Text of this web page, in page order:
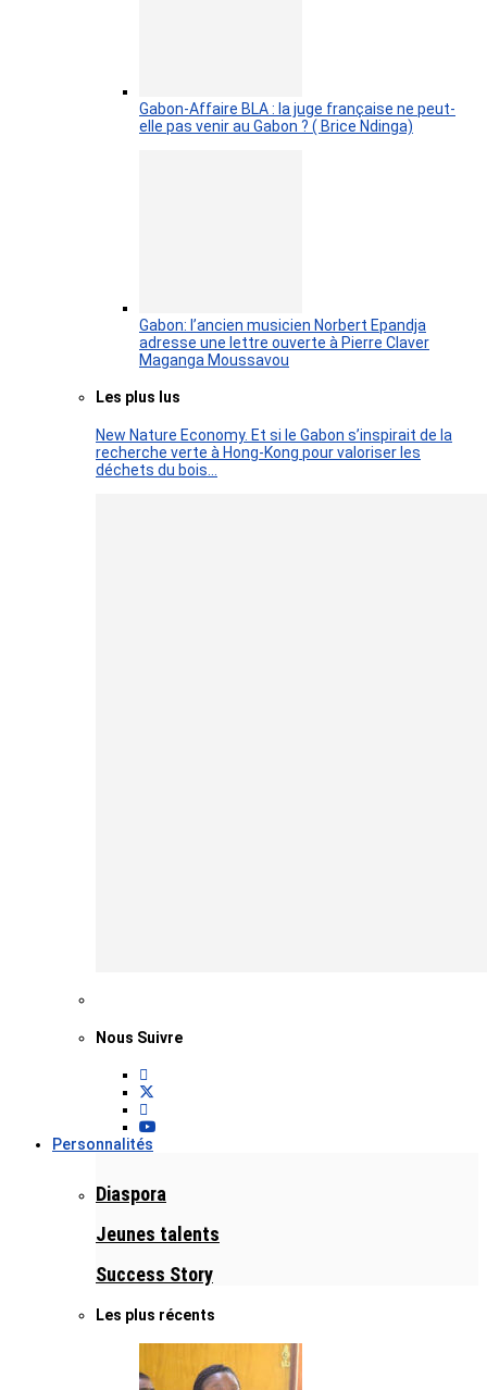
Gabon-Affaire BLA : la juge française ne peut-
elle pas venir au Gabon ? ( Brice Ndinga)
Gabon: l’ancien musicien Norbert Epandja
adresse une lettre ouverte à Pierre Claver
Maganga Moussavou
Les plus lus
New Nature Economy. Et si le Gabon s’inspirait de la
recherche verte à Hong-Kong pour valoriser les
déchets du bois…
Nous Suivre
Personnalités
Diaspora
Jeunes talents
Success Story
Les plus récents